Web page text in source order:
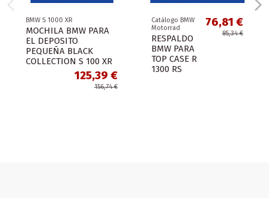
BMW S 1000 XR
MOCHILA BMW PARA
EL DEPOSITO
PEQUEÑA BLACK
COLLECTION S 100 XR
125,39 €
156,74 €
Catálogo BMW
Motorrad
RESPALDO
BMW PARA
TOP CASE R
1300 RS
76,81 €
85,34 €